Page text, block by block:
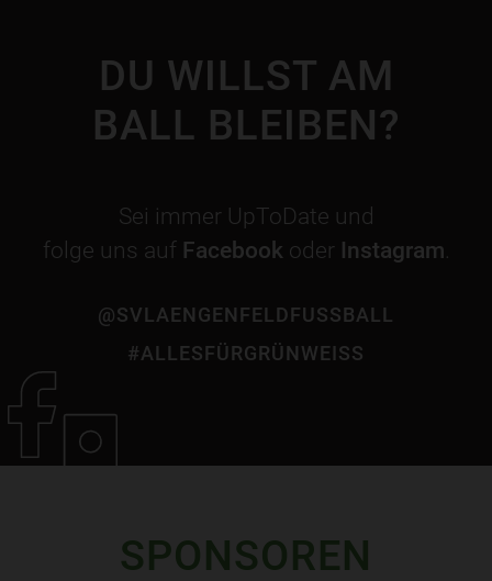
DU WILLST AM
BALL BLEIBEN?
Sei immer UpToDate und
folge uns auf Facebook oder Instagram
@SVLAENGENFELDFUSSBALL
#ALLESFÜRGRÜNWEISS
SPONSOREN